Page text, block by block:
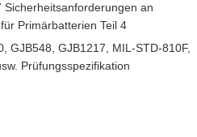
Sicherheitsanforderungen an
Primärbatterien Teil 4
GJB548, GJB1217, MIL-STD-810F,
Prüfungsspezifikation